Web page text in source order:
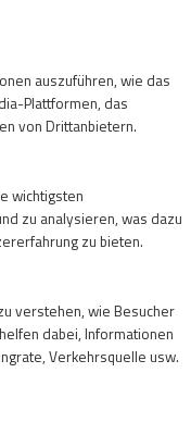
auszuführen, wie das
Plattformen, das
von Drittanbietern.
wichtigsten
zu analysieren, was dazu
zu bieten.
verstehen, wie Besucher
dabei, Informationen
Verkehrsquelle usw.